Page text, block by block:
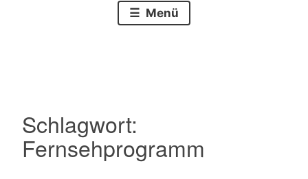
Menü
Schlagwort:
Fernsehprogramm